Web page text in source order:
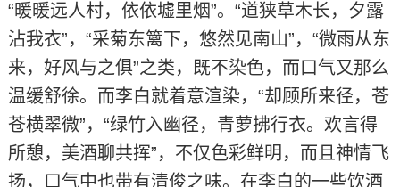
“暖暖远人村，依依墟里烟”。“道狭草木长，夕露
沾我衣”，“采菊东篱下，悠然见南山”，“微雨从东
来，好风与之俱”之类，既不染色，而口气又那么
温缓舒徐。而李白就着意渲染，“却顾所来径，苍
苍横翠微”，“绿竹入幽径，青萝拂行衣。欢言得
所憩，美酒聊共挥”，不仅色彩鲜明，而且神情飞
扬，口气中也带有清俊之味。在李白的一些饮酒